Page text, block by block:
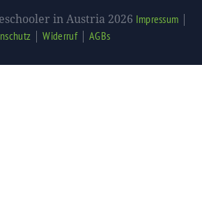
in Austria 2026 Impressum |
|Widerruf| AGBs